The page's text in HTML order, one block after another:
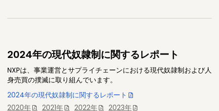
2024年の現代奴隷制に関するレポート
NXPは、事業運営とサプライチェーンにおける現代奴隷制および人
身売買の撲滅に取り組んでいます。
2024年の現代奴隷制に関するレポート
2020年 、 2021年 、 2022年 、 2023年